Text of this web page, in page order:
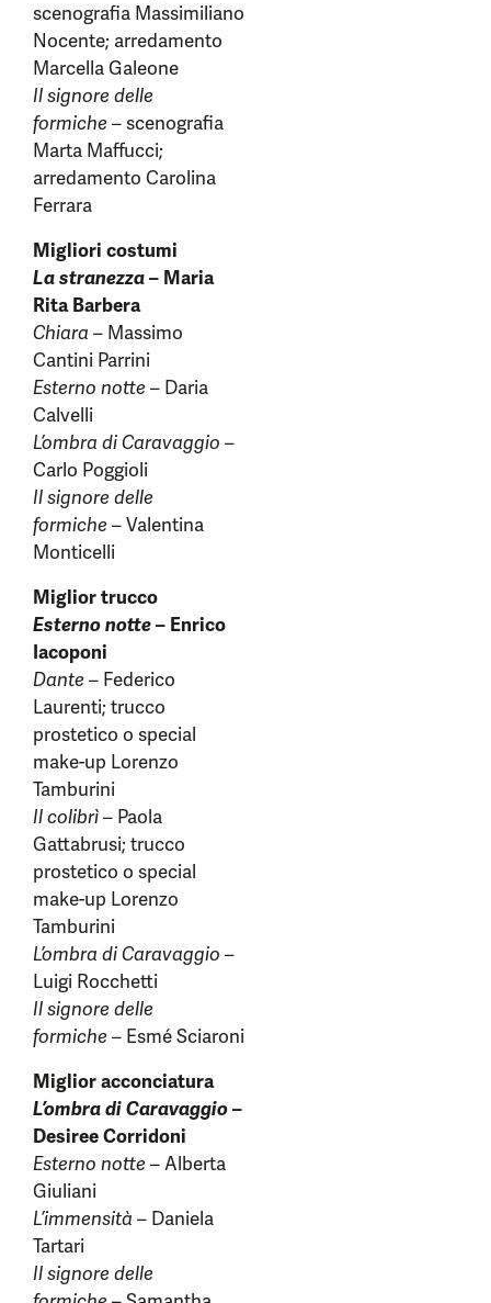
scenografia Massimiliano
Nocente; arredamento
Marcella Galeone
Il signore delle
formiche – scenografia
Marta Maffucci;
arredamento Carolina
Ferrara
Migliori costumi
La stranezza– Maria
Rita Barbera
Chiara – Massimo
Cantini Parrini
Esterno notte – Daria
Calvelli
L’ombra di Caravaggio –
Carlo Poggioli
Il signore delle
formiche – Valentina
Monticelli
Miglior trucco
Esterno notte– Enrico
Iacoponi
Dante – Federico
Laurenti; trucco
prostetico o special
make-up Lorenzo
Tamburini
Il colibrì– Paola
Gattabrusi; trucco
prostetico o special
make-up Lorenzo
Tamburini
L’ombra di Caravaggio –
Luigi Rocchetti
Il signore delle
formiche – Esmé Sciaroni
Miglior acconciatura
L’ombra di Caravaggio–
Desiree Corridoni
Esterno notte – Alberta
Giuliani
L’immensità – Daniela
Tartari
Il signore delle